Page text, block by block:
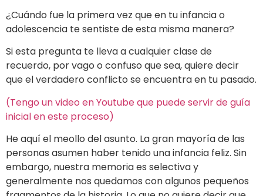
¿Cuándo fue la primera vez que en tu infancia o
adolescencia te sentiste de esta misma manera?
Si esta pregunta te lleva a cualquier clase de
recuerdo, por vago o confuso que sea, quiere decir
que el verdadero conflicto se encuentra en tu pasado.
(Tengo un video en Youtube que puede servir de guía
inicial en este proceso)
He aquí el meollo del asunto. La gran mayoría de las
personas asumen haber tenido una infancia feliz. Sin
embargo, nuestra memoria es selectiva y
generalmente nos quedamos con algunos pequeños